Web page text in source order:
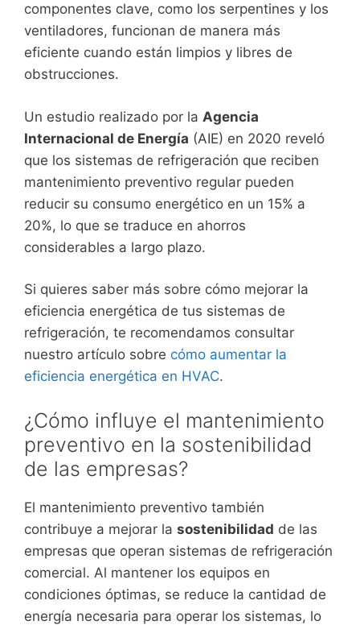
componentes clave, como los serpentines y los
ventiladores, funcionan de manera más
eficiente cuando están limpios y libres de
obstrucciones.
Un estudio realizado por la Agencia
Internacional de Energía (AIE) en 2020 reveló
que los sistemas de refrigeración que reciben
mantenimiento preventivo regular pueden
reducir su consumo energético en un 15% a
20%, lo que se traduce en ahorros
considerables a largo plazo.
Si quieres saber más sobre cómo mejorar la
eficiencia energética de tus sistemas de
refrigeración, te recomendamos consultar
nuestro artículo sobre cómo aumentar la
eficiencia energética en HVAC.
¿Cómo influye el mantenimiento
preventivo en la sostenibilidad
de las empresas?
El mantenimiento preventivo también
contribuye a mejorar la sostenibilidad de las
empresas que operan sistemas de refrigeración
comercial. Al mantener los equipos en
condiciones óptimas, se reduce la cantidad de
energía necesaria para operar los sistemas, lo